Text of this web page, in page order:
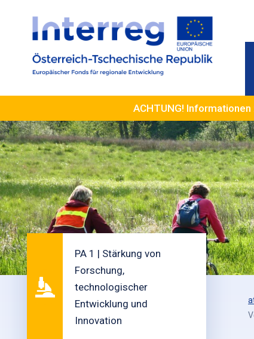
ACHTUNG!
PA 1 | Stärkung von
Forschung,
technologischer
Entwicklung und
Innovation